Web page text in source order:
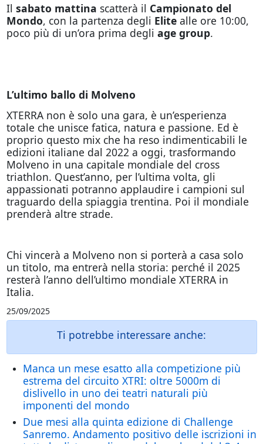
Il sabato mattina scatterà il Campionato del
Mondo, con la partenza degli Elitealle ore 10:00,
poco più di un’ora prima degli age group.
L’ultimo ballo di Molveno
XTERRA non è solo una gara, è un’esperienza
totale che unisce fatica, natura e passione. Ed è
proprio questo mix che ha reso indimenticabili le
edizioni italiane dal 2022 a oggi, trasformando
Molveno in una capitale mondiale del cross
triathlon. Quest’anno, per l’ultima volta, gli
appassionati potranno applaudire i campioni sul
traguardo della spiaggia trentina. Poi il mondiale
prenderà altre strade.
Chi vincerà a Molveno non si porterà a casa solo
un titolo, ma entrerà nella storia: perché il 2025
resterà l’anno dell’ultimo mondiale XTERRA in
Italia.
25/09/2025
Ti potrebbe interessare anche:
Manca un mese esatto alla competizione più
estrema del circuito XTRI: oltre 5000m di
dislivello in uno dei teatri naturali più
imponenti del mondo
Due mesi alla quinta edizione di Challenge
Sanremo. Andamento positivo delle iscrizioni in